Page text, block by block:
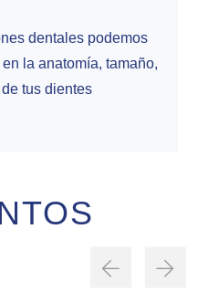
dentales podemos
la anatomía, tamaño,
tus dientes